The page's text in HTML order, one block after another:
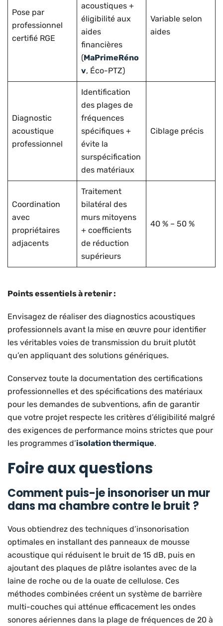
Pose par
professionnel
certifié RGE
acoustiques +
éligibilité aux
aides
financières
(MaPrimeRéno
v, Éco-PTZ)
Variable selon
aides
Diagnostic
acoustique
professionnel
Identification
des plages de
fréquences
spécifiques +
évite la
surspécification
des matériaux
Ciblage précis
Coordination
avec
propriétaires
adjacents
Traitement
bilatéral des
murs mitoyens
+ coefficients
de réduction
supérieurs
40 % – 50 %
Points essentiels à retenir :
Envisagez de réaliser des diagnostics acoustiques
professionnels avant la mise en œuvre pour identifier
les véritables voies de transmission du bruit plutôt
qu’en appliquant des solutions génériques.
Conservez toute la documentation des certifications
professionnelles et des spécifications des matériaux
pour les demandes de subventions, afin de garantir
que votre projet respecte les critères d’éligibilité malgré
des exigences de performance moins strictes que pour
les programmes d’isolation thermique.
Foire aux questions
Comment puis-je insonoriser un mur
dans ma chambre contre le bruit ?
Vous obtiendrez des techniques d’insonorisation
optimales en installant des panneaux de mousse
acoustique qui réduisent le bruit de 15 dB, puis en
ajoutant des plaques de plâtre isolantes avec de la
laine de roche ou de la ouate de cellulose. Ces
méthodes combinées créent un système de barrière
multi-couches qui atténue efficacement les ondes
sonores aériennes dans la plage de fréquences de 20 à